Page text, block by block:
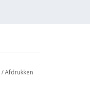
/Afdrukken